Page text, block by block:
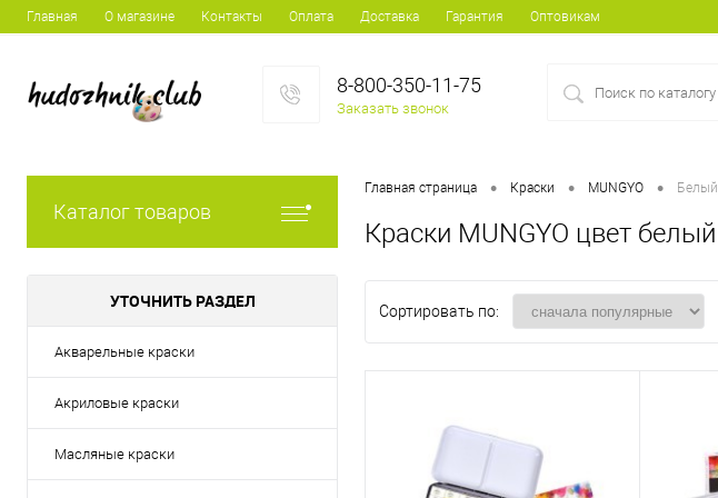
Главная О магазине Контакты Оплата Доставка Гарантия Оптовикам
8-800-350-11-75
Заказать звонок
Каталог товаров
УТОЧНИТЬ РАЗДЕЛ
Акварельные краски
Акриловые краски
Масляные краски
Главная страница • Краски • MUNGYO • Белый
Краски MUNGYO цвет белый
Сортировать по: